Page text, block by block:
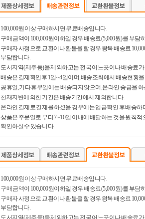
100,000원 이상 구매하시면 무료배송입니다.
구매 금액이 100,000원이하일 경우 배송료(5,000원)를 부담
구매자 사정으로 교환이나 환불을 할 경우 왕복 배송료
부담합니다.
도서지역(제주등)을 제외하고는 전국 어느곳이나 배송료
배송은 결제확인후 1일~4일이며,배송조회에서 배송현황
공휴일,기타 휴무일에는 배송되지 않으며,온라인 송금을
천재지변에 의한 기간은 배송기간에서 제외합니다.
온라인 결제로 결제를 하셨을 경우에는 입금확인 후 배송
상품은 주문일로 부터 7~10일 이내에 배달하는 것을 원칙
확인하실 수 있습니다.
100,000원 이상 구매하시면 무료배송입니다.
구매 금액이 100,000원이하일 경우 배송료(5,000원)를 부담
구매자 사정으로 교환이나 환불을 할 경우 왕복 배송료
부담합니다.
도서지역(제주등)을 제외하고는 전국 어느곳이나 배송료가